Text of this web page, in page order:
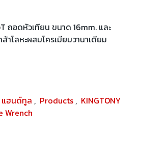
ถอดหัวเทียน ขนาด 16mm. และ
าโลหะผสมโครเมียมวานาเดียม
แฮนด์ทูล , Products , KINGTONY
Wrench